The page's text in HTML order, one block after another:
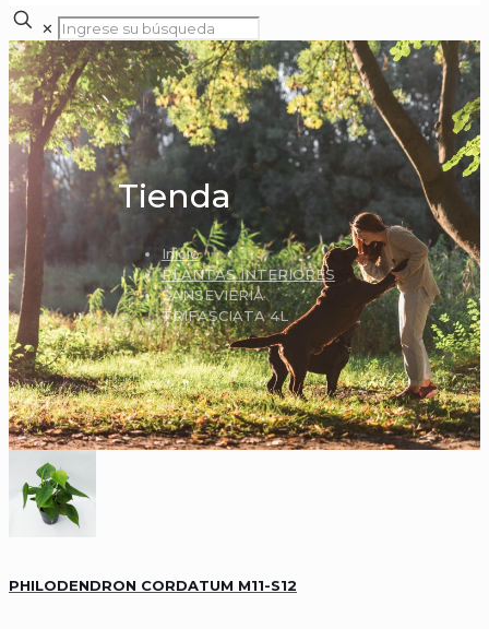
✕
Tienda
Inicio
PLANTAS INTERIORES
SANSEVIERIA
TRIFASCIATA 4L
PHILODENDRON CORDATUM M11-S12